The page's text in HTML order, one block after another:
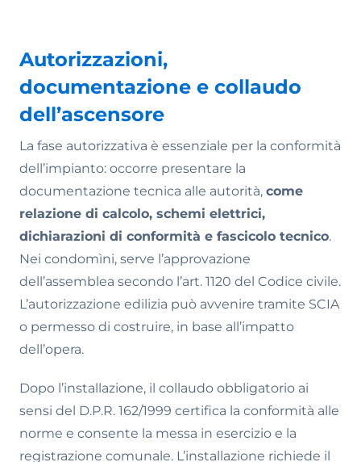
Autorizzazioni,
documentazione e collaudo
dell’ascensore
La fase autorizzativa è essenziale per la conformità
dell’impianto: occorre presentare la
documentazione tecnica alle autorità, come
relazione di calcolo, schemi elettrici,
dichiarazioni di conformità e fascicolo tecnico.
Nei condomìni, serve l’approvazione
dell’assemblea secondo l’art. 1120 del Codice civile.
L’autorizzazione edilizia può avvenire tramite SCIA
o permesso di costruire, in base all’impatto
dell’opera.
Dopo l’installazione, il collaudo obbligatorio ai
sensi del D.P.R. 162/1999 certifica la conformità alle
norme e consente la messa in esercizio e la
registrazione comunale. L’installazione richiede il